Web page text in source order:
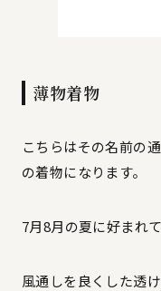
薄物着物
こちらはその名前の
の着物になります。
7月8月の夏に好まれ
風通しを良くした透